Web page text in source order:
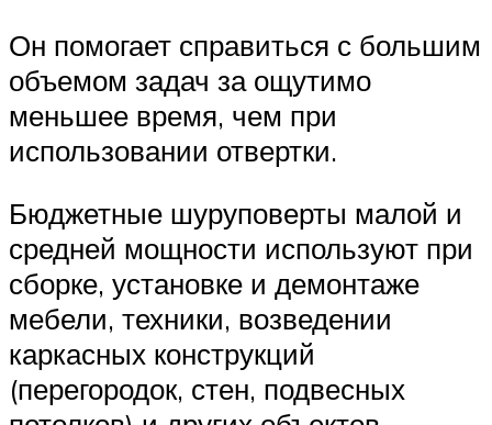
Он помогает справиться с большим
объемом задач за ощутимо
меньшее время, чем при
использовании отвертки.
Бюджетные шуруповерты малой и
средней мощности используют при
сборке, установке и демонтаже
мебели, техники, возведении
каркасных конструкций
(перегородок, стен, подвесных